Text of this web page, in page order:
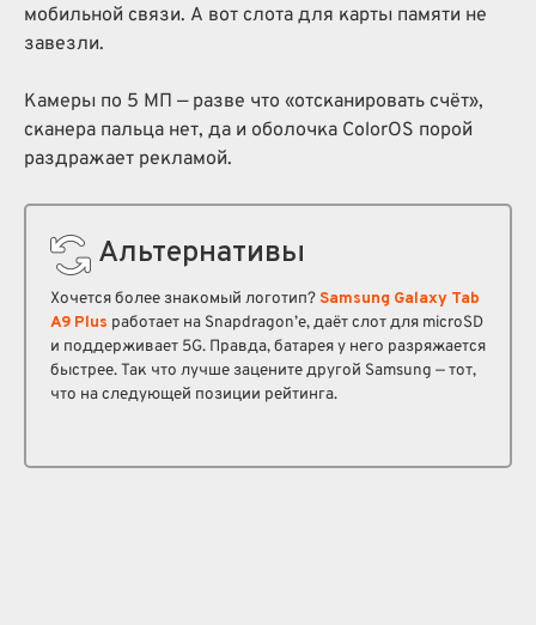
мобильной связи. А вот слота для карты памяти не
завезли.
Камеры по 5 МП — разве что «отсканировать счёт»,
сканера пальца нет, да и оболочка ColorOS порой
раздражает рекламой.
Альтернативы
Хочется более знакомый логотип?Samsung Galaxy Tab
A9 Plus работает на Snapdragon’е, даёт слот для microSD
и поддерживает 5G. Правда, батарея у него разряжается
быстрее. Так что лучше зацените другой Samsung — тот,
что на следующей позиции рейтинга.